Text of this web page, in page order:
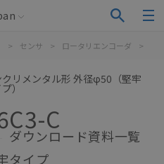
> センサ > ロータリエンコーダ >
クリメンタル形 外径φ50（堅牢
）
C
ダウンロード資料一覧
タイプ